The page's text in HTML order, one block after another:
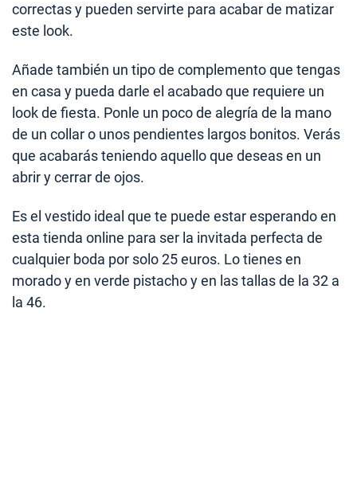
correctas y pueden servirte para acabar de matizar
este look.
Añade también un tipo de complemento que tengas
en casa y pueda darle el acabado que requiere un
look de fiesta. Ponle un poco de alegría de la mano
de un collar o unos pendientes largos bonitos. Verás
que acabarás teniendo aquello que deseas en un
abrir y cerrar de ojos.
Es el vestido ideal que te puede estar esperando en
esta tienda online para ser la invitada perfecta de
cualquier boda por solo 25 euros. Lo tienes en
morado y en verde pistacho y en las tallas de la 32 a
la 46.